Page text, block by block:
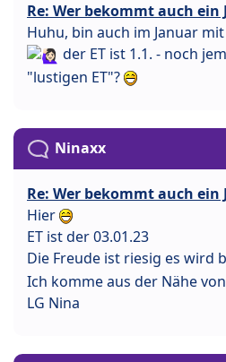
Re: Wer bekommt auch ein
Huhu, bin auch im Januar
der ET ist 1.1. - noch
"lustigen ET"?
Ninaxx
Re: Wer bekommt auch ein
Hier
ET ist der 03.01.23
Die Freude ist riesig es wird
Ich komme aus der Nähe
LG Nina